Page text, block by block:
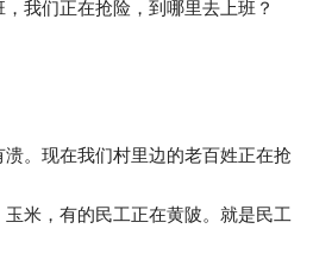
我们正在抢险，到哪里去上班？
。现在我们村里边的老百姓正在抢
米，有的民工正在黄陂。就是民工